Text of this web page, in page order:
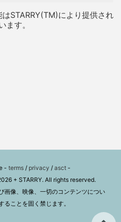
STARRY(TM)により提供され
ます。
- terms/ privacy / asct-
+ STARRY. All rights reserved.
画像、映像、一切のコンテンツについ
ることを固く禁じます。